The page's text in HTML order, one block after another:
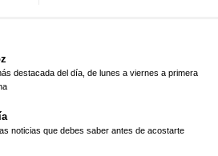
destacada del día, de lunes a viernes a primera
noticias que debes saber antes de acostarte